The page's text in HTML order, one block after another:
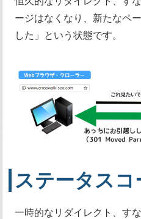
ージはなくなり、新たなペ
した」という状態です。
ステータスコ
一時的なリダイレクト、す